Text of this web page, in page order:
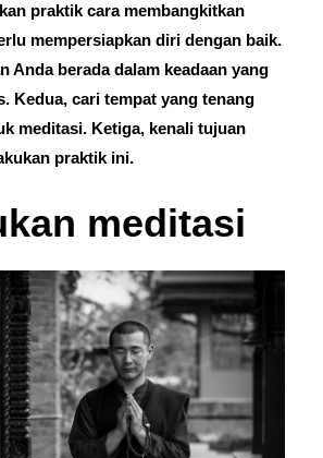
praktik cara membangkitkan
mempersiapkan diri dengan baik.
Anda berada dalam keadaan yang
Kedua, cari tempat yang tenang
meditasi. Ketiga, kenali tujuan
praktik ini.
meditasi